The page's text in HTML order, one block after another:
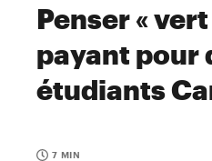
Penser «
payant pour
étudiants
7 MIN